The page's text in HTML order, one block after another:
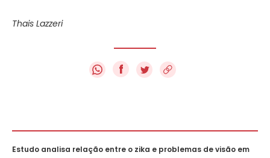
Thais Lazzeri
f
Estudo analisa relação entre o zika e problemas de visão em